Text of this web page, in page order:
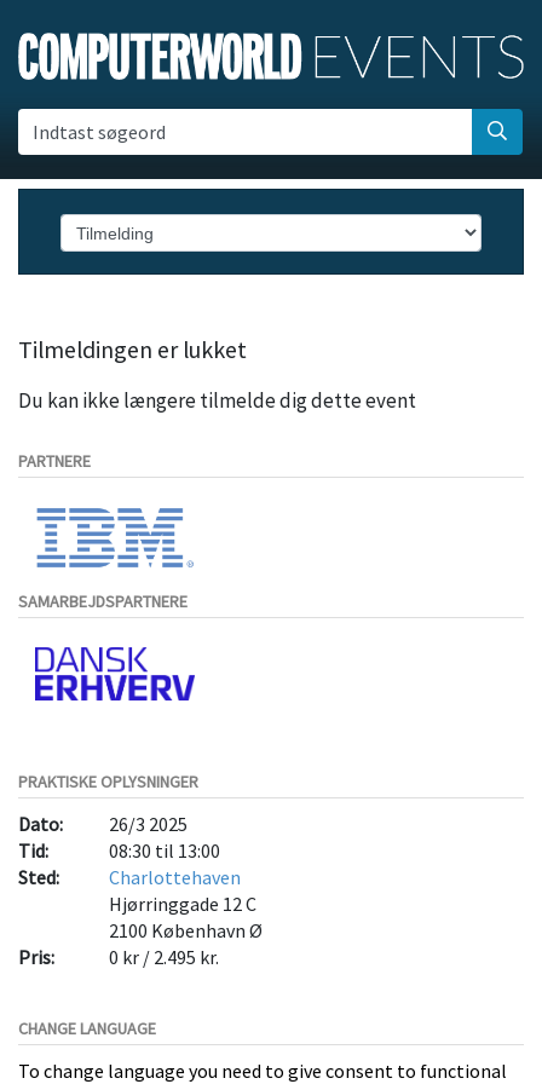
Indtast søgeord
Tilmeldingen er lukket
Du kan ikke længere tilmelde dig dette event
PARTNERE
SAMARBEJDSPARTNERE
PRAKTISKE OPLYSNINGER
Dato:
26/3 2025
Tid:
08:30 til 13:00
Sted:
Charlottehaven
Hjørringgade 12 C
2100 København Ø
Pris:
0 kr / 2.495 kr.
CHANGE LANGUAGE
To change language you need to give consent to functional